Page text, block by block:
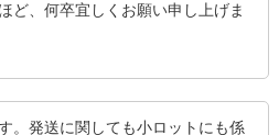
ど、何卒宜しくお願い申し上げま
。発送に関しても小ロットにも係